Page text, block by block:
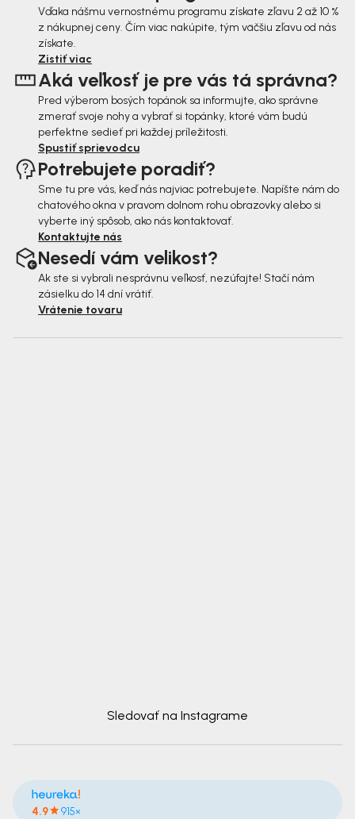
Vďaka nášmu vernostnému programu získate zľavu 2 až 10 %
z nákupnej ceny. Čím viac nakúpite, tým väčšiu zľavu od nás
získate.
Zistiť viac
Aká veľkosť je pre vás tá správna?
Pred výberom bosých topánok sa informujte, ako správne
zmerať svoje nohy a vybrať si topánky, ktoré vám budú
perfektne sedieť pri každej príležitosti.
Spustiť sprievodcu
Potrebujete poradiť?
Sme tu pre vás, keď nás najviac potrebujete. Napíšte nám do
chatového okna v pravom dolnom rohu obrazovky alebo si
vyberte iný spôsob, ako nás kontaktovať.
Kontaktujte nás
Nesedí vám velikost?
Ak ste si vybrali nesprávnu veľkosť, nezúfajte! Stačí nám
zásielku do 14 dní vrátiť.
Vrátenie tovaru
Sledovať na Instagrame
4.9 915×